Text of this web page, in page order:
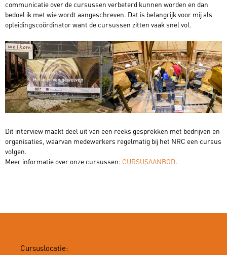
Cursuslocatie:
communicatie over de cursussen verbeterd kunnen worden en dan
bedoel ik met wie wordt aangeschreven. Dat is belangrijk voor mij als
opleidingscoördinator want de cursussen zitten vaak snel vol.
Dit interview maakt deel uit van een reeks gesprekken met bedrijven en
organisaties, waarvan medewerkers regelmatig bij het NRC een cursus
volgen.
Meer informatie over onze cursussen: CURSUSAANBOD.